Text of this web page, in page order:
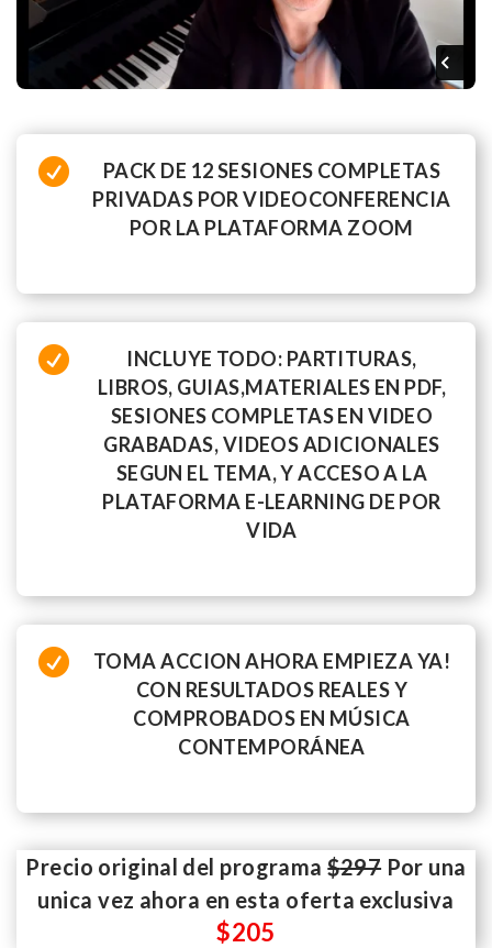

PACK DE 12 SESIONES COMPLETAS
PRIVADAS POR VIDEOCONFERENCIA
POR LA PLATAFORMA ZOOM

INCLUYE TODO: PARTITURAS,
LIBROS, GUIAS,MATERIALES EN PDF,
SESIONES COMPLETAS EN VIDEO
GRABADAS, VIDEOS ADICIONALES
SEGUN EL TEMA, Y ACCESO A LA
PLATAFORMA E-LEARNING DE POR
VIDA

TOMA ACCION AHORA EMPIEZA YA!
CON RESULTADOS REALES Y
COMPROBADOS EN MÚSICA
CONTEMPORÁNEA
Precio original del programa $297 Por una
unica vez ahora en esta oferta exclusiva
$205